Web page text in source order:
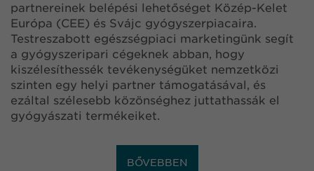
partnereinek belépési lehetőséget Közép-Kelet
Európa (CEE) és Svájc gyógyszerpiacaira.
Testreszabott egészségpiaci marketingünk segít
a gyógyszeripari cégeknek abban, hogy
kiszélesíthessék tevékenységüket nemzetközi
szinten egy helyi partner támogatásával, és
ezáltal szélesebb közönséghez juttathassák el
gyógyászati termékeiket.
BŐVEBBEN